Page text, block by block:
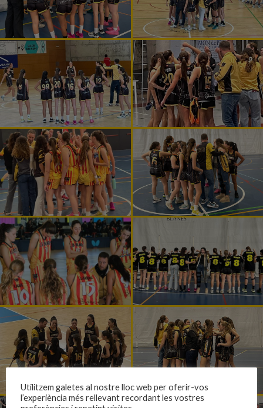
Utilitzem galetes al nostre lloc web per oferir-vos
l’experiència més rellevant recordant les vostres